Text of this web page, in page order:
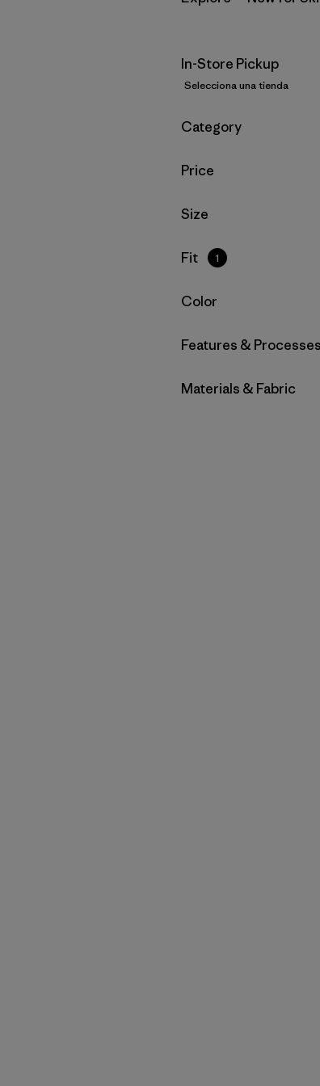
In-Store Pickup
Selecciona una tienda
Filtrar por
Category
Filtrar por
Price
Filtrar por
Size
Filtrar por
Fit 1
Filtrar por
Color
Filtrar por
Features & Processes
Filtrar por
Materials & Fabric